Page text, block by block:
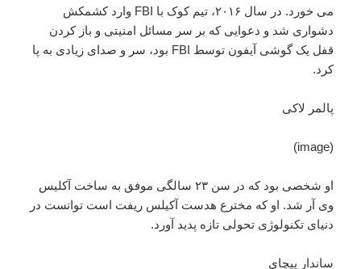
می خورد. در سال ۲۰۱۶، تیم کوک با FBI وارد کشمکش
دشواری شد و دعوایی که بر سر مسائل امنیتی و باز کردن
قفل یک گوشی آیفون توسط FBI بود، سر و صدای زیادی به پا
کرد.
پالمر لاکی
(image)
او شخصی بود که در سن ۲۳ سالگی موفق به ساخت آکلیس
وی آر شد. او که مخترع هدست آکیلس ریفت است توانست در
دنیای تکنولوژی تحولی تازه پدید آورد.
ساندار پیچای